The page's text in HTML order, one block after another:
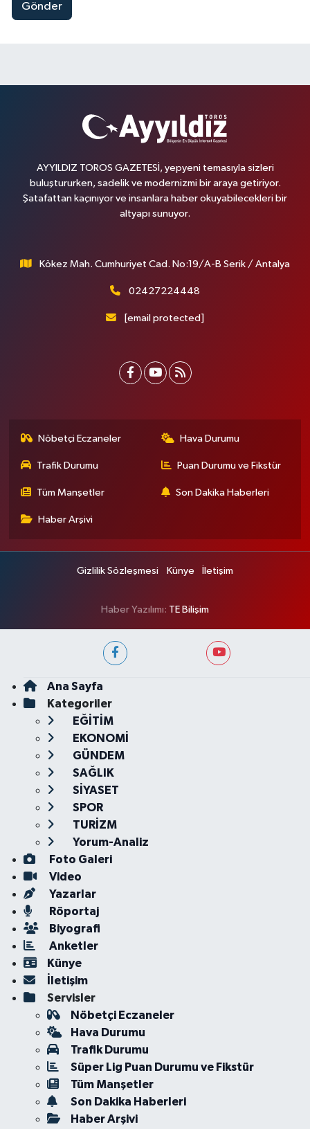
Gönder
AYYILDIZ TOROS GAZETESİ, yepyeni temasıyla sizleri
buluştururken, sadelik ve modernizmi bir araya getiriyor.
Şatafattan kaçınıyor ve insanlara haber okuyabilecekleri bir
altyapı sunuyor.
Kökez Mah. Cumhuriyet Cad. No:19/A-B Serik / Antalya
02427224448
[email protected]
Nöbetçi Eczaneler Hava Durumu
Trafik Durumu Puan Durumu ve Fikstür
Tüm Manşetler Son Dakika Haberleri
Haber Arşivi
Gizlilik Sözleşmesi Künye İletişim
Haber Yazılımı: TE Bilişim
Ana Sayfa
Kategoriler
EĞİTİM
EKONOMİ
GÜNDEM
SAĞLIK
SİYASET
SPOR
TURİZM
Yorum-Analiz
Foto Galeri
Video
Yazarlar
Röportaj
Biyografi
Anketler
Künye
İletişim
Servisler
Nöbetçi Eczaneler
Hava Durumu
Trafik Durumu
Süper Lig Puan Durumu ve Fikstür
Tüm Manşetler
Son Dakika Haberleri
Haber Arşivi